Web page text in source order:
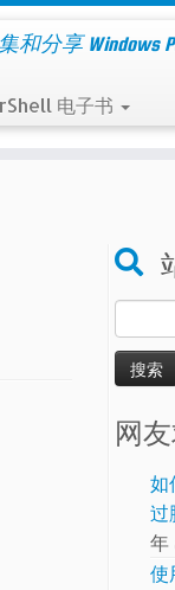
和分享 Windows
电子书
索：
网
如
过
年
使